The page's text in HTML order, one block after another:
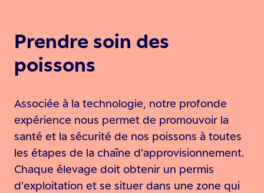
Prendre soin des
poissons
Associée à la technologie, notre profonde
expérience nous permet de promouvoir la
santé et la sécurité de nos poissons à toutes
les étapes de la chaîne d'approvisionnement.
Chaque élevage doit obtenir un permis
d'exploitation et se situer dans une zone qui